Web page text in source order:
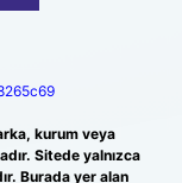
kurum veya
Sitede yalnızca
Burada yer alan